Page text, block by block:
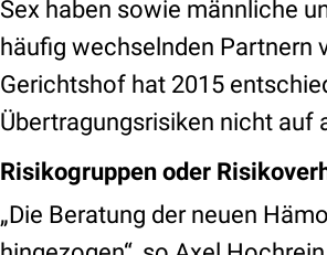
Sex haben sowie männliche
häufig wechselnden Partnern
Gerichtshof hat 2015
Übertragungsrisiken nicht auf
Risikogruppen oder
„Die Beratung der neuen